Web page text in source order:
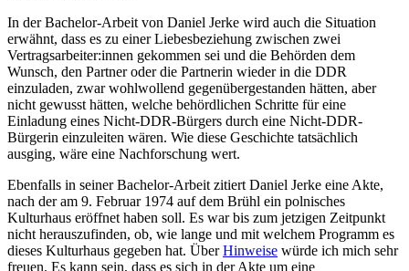
In der Bachelor-Arbeit von Daniel Jerke wird auch die Situation
erwähnt, dass es zu einer Liebesbeziehung zwischen zwei
Vertragsarbeiter:innen gekommen sei und die Behörden dem
Wunsch, den Partner oder die Partnerin wieder in die DDR
einzuladen, zwar wohlwollend gegenübergestanden hätten, aber
nicht gewusst hätten, welche behördlichen Schritte für eine
Einladung eines Nicht-DDR-Bürgers durch eine Nicht-DDR-
Bürgerin einzuleiten wären. Wie diese Geschichte tatsächlich
ausging, wäre eine Nachforschung wert.
Ebenfalls in seiner Bachelor-Arbeit zitiert Daniel Jerke eine Akte,
nach der am 9. Februar 1974 auf dem Brühl ein polnisches
Kulturhaus eröffnet haben soll. Es war bis zum jetzigen Zeitpunkt
nicht herauszufinden, ob, wie lange und mit welchem Programm es
dieses Kulturhaus gegeben hat. ÜberHinweise würde ich mich sehr
freuen. Es kann sein, dass es sich in der Akte um eine